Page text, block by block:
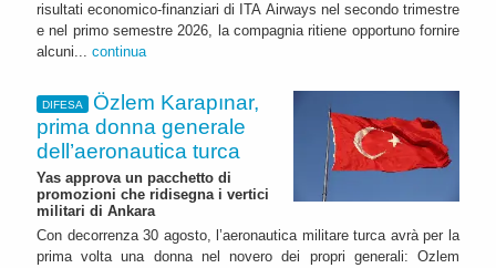
risultati economico-finanziari di ITA Airways nel secondo trimestre
e nel primo semestre 2026, la compagnia ritiene opportuno fornire
alcuni... continua
DIFESA
Özlem Karapınar,
prima donna generale
dell’aeronautica turca
Yas approva un pacchetto di
promozioni che ridisegna i vertici
militari di Ankara
Con decorrenza 30 agosto, l’aeronautica militare turca avrà per la
prima volta una donna nel novero dei propri generali: Ozlem